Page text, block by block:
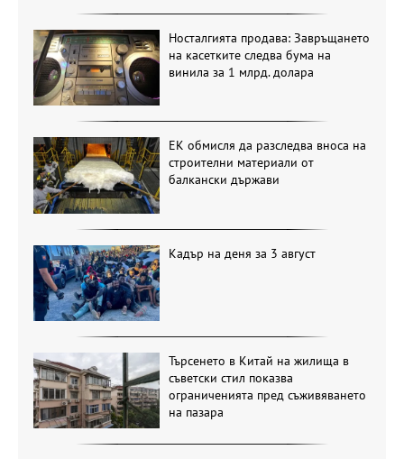
Носталгията продава: Завръщането
на касетките следва бума на
винила за 1 млрд. долара
ЕК обмисля да разследва вноса на
строителни материали от
балкански държави
Кадър на деня за 3 август
Търсенето в Китай на жилища в
съветски стил показва
ограниченията пред съживяването
на пазара